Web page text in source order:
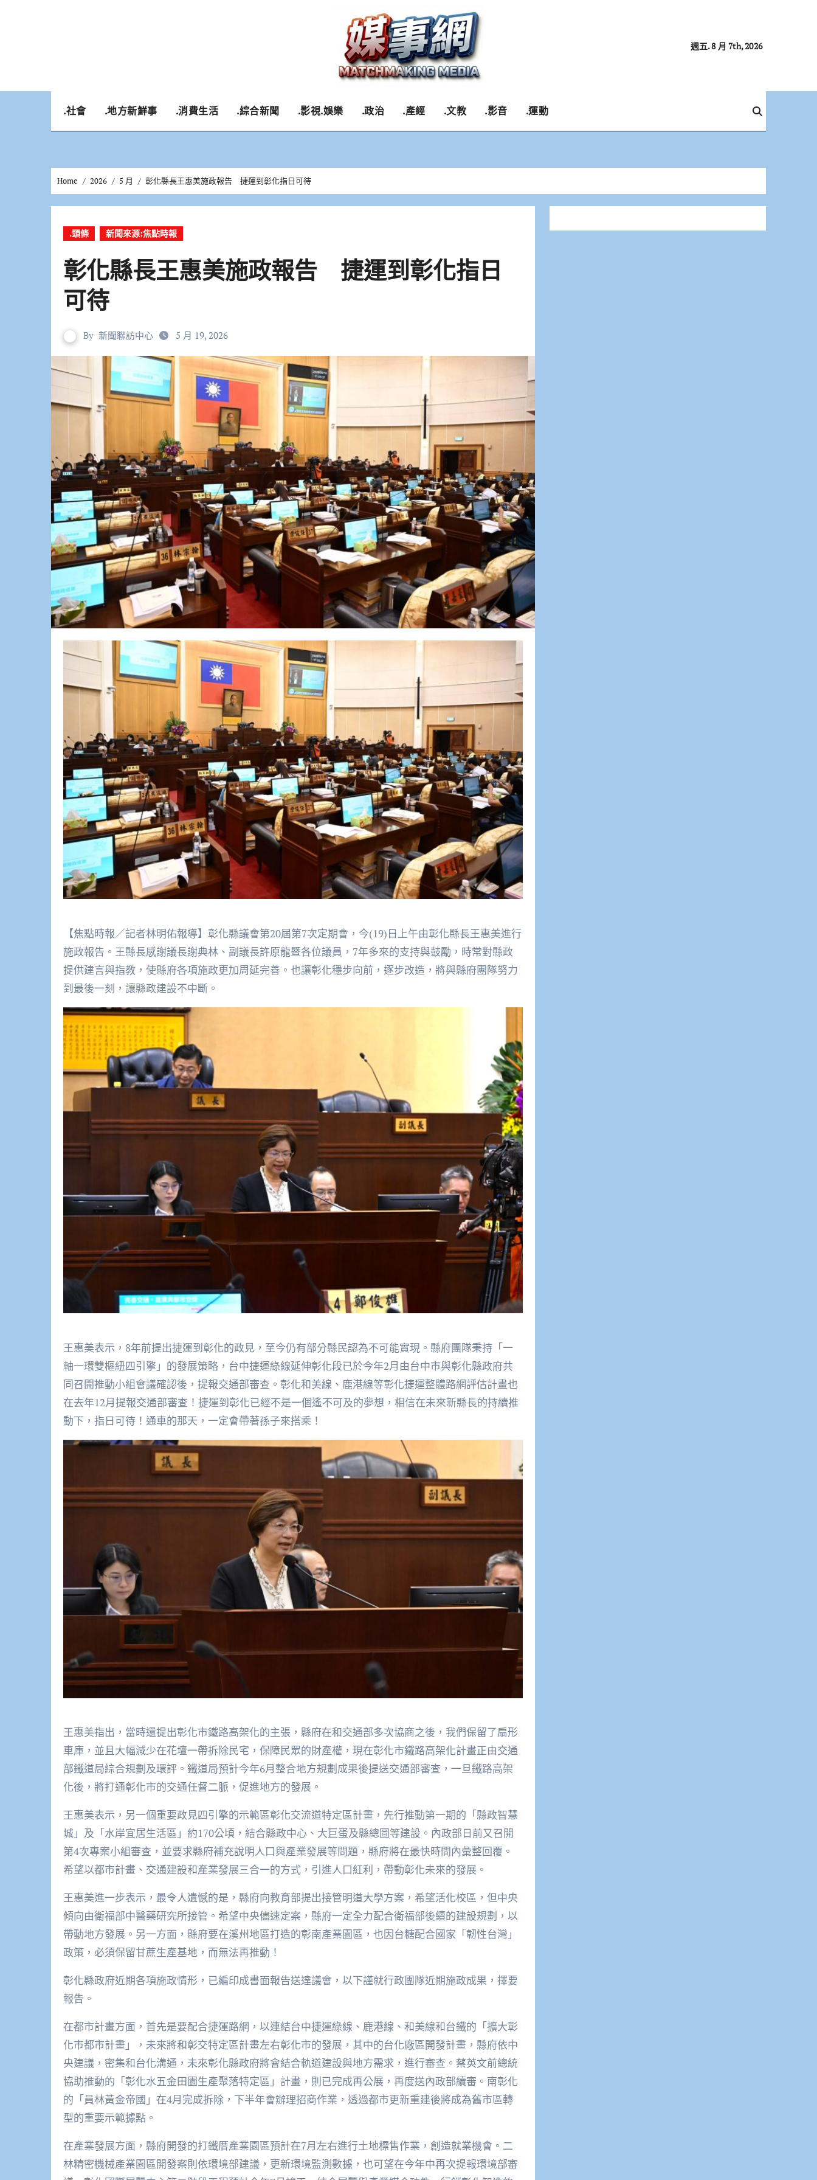
週五. 8 月 7th, 2026
.社會 .地方新鮮事 .消費生活 .綜合新聞 .影視.娛樂 .政治 .產經 .文教 .影音 .運動
Home 2026 5 月 彰化縣長王惠美施政報告 捷運到彰化指日可待
.頭條 新聞來源:焦點時報
彰化縣長王惠美施政報告 捷運到彰化指日
可待
By 新聞聯訪中心 5 月 19, 2026
【焦點時報／記者林明佑報導】彰化縣議會第20屆第7次定期會，今(19)日上午由彰化縣長王惠美進行
施政報告。王縣長感謝議長謝典林、副議長許原龍暨各位議員，7年多來的支持與鼓勵，時常對縣政
提供建言與指教，使縣府各項施政更加周延完善。也讓彰化穩步向前，逐步改造，將與縣府團隊努力
到最後一刻，讓縣政建設不中斷。
王惠美表示，8年前提出捷運到彰化的政見，至今仍有部分縣民認為不可能實現。縣府團隊秉持「一
軸一環雙樞紐四引擎」的發展策略，台中捷運綠線延伸彰化段已於今年2月由台中市與彰化縣政府共
同召開推動小組會議確認後，提報交通部審查。彰化和美線、鹿港線等彰化捷運整體路網評估計畫也
在去年12月提報交通部審查！捷運到彰化已經不是一個遙不可及的夢想，相信在未來新縣長的持續推
動下，指日可待！通車的那天，一定會帶著孫子來搭乘！
王惠美指出，當時還提出彰化市鐵路高架化的主張，縣府在和交通部多次協商之後，我們保留了扇形
車庫，並且大幅減少在花壇一帶拆除民宅，保障民眾的財產權，現在彰化市鐵路高架化計畫正由交通
部鐵道局綜合規劃及環評。鐵道局預計今年6月整合地方規劃成果後提送交通部審查，一旦鐵路高架
化後，將打通彰化市的交通任督二脈，促進地方的發展。
王惠美表示，另一個重要政見四引擎的示範區彰化交流道特定區計畫，先行推動第一期的「縣政智慧
城」及「水岸宜居生活區」約170公頃，結合縣政中心、大巨蛋及縣總圖等建設。內政部日前又召開
第4次專案小組審查，並要求縣府補充說明人口與產業發展等問題，縣府將在最快時間內彙整回覆。
希望以都市計畫、交通建設和產業發展三合一的方式，引進人口紅利，帶動彰化未來的發展。
王惠美進一步表示，最令人遺憾的是，縣府向教育部提出接管明道大學方案，希望活化校區，但中央
傾向由衛福部中醫藥研究所接管。希望中央儘速定案，縣府一定全力配合衛福部後續的建設規劃，以
帶動地方發展。另一方面，縣府要在溪州地區打造的彰南產業園區，也因台糖配合國家「韌性台灣」
政策，必須保留甘蔗生產基地，而無法再推動！
彰化縣政府近期各項施政情形，已編印成書面報告送達議會，以下謹就行政團隊近期施政成果，擇要
報告。
在都市計畫方面，首先是要配合捷運路網，以連結台中捷運綠線、鹿港線、和美線和台鐵的「擴大彰
化市都市計畫」，未來將和彰交特定區計畫左右彰化市的發展，其中的台化廠區開發計畫，縣府依中
央建議，密集和台化溝通，未來彰化縣政府將會結合軌道建設與地方需求，進行審查。蔡英文前總統
協助推動的「彰化水五金田園生產聚落特定區」計畫，則已完成再公展，再度送內政部續審。南彰化
的「員林黃金帝國」在4月完成拆除，下半年會辦理招商作業，透過都市更新重建後將成為舊市區轉
型的重要示範據點。
在產業發展方面，縣府開發的打鐵厝產業園區預計在7月左右進行土地標售作業，創造就業機會。二
林精密機械產業園區開發案則依環境部建議，更新環境監測數據，也可望在今年中再次提報環境部審